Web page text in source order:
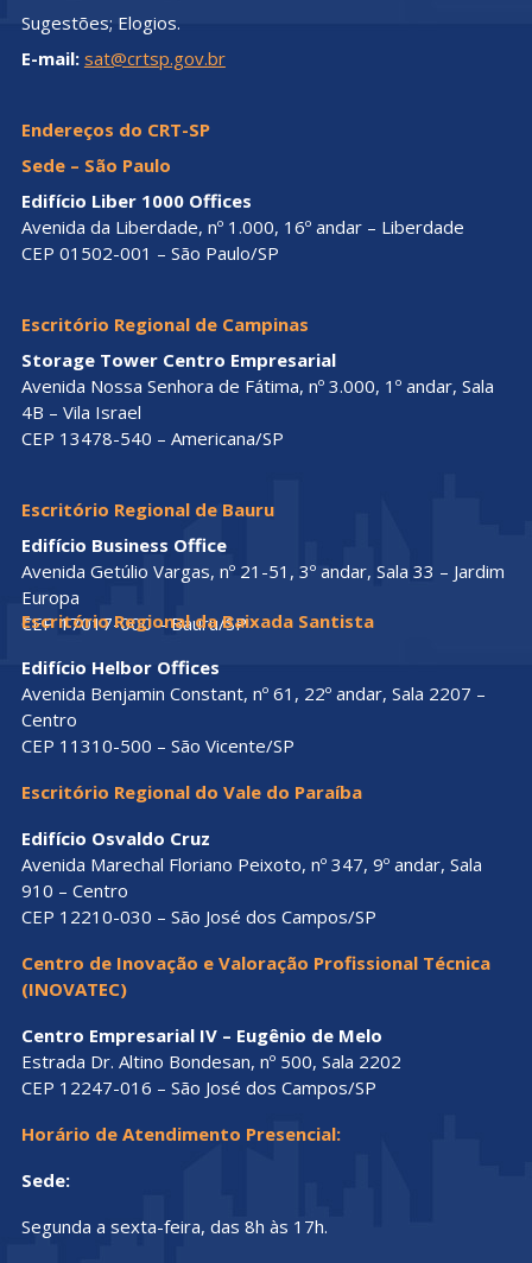
Sugestões; Elogios.
E-mail: sat@crtsp.gov.br
Endereços do CRT-SP
Sede – São Paulo
Edifício Liber 1000 Offices
Avenida da Liberdade, nº 1.000, 16º andar – Liberdade
CEP 01502-001 – São Paulo/SP
Escritório Regional de Campinas
Storage Tower Centro Empresarial
Avenida Nossa Senhora de Fátima, nº 3.000, 1º andar, Sala
4B – Vila Israel
CEP 13478-540 – Americana/SP
Escritório Regional de Bauru
Edifício Business Office
Avenida Getúlio Vargas, nº 21-51, 3º andar, Sala 33 – Jardim
Europa
CEP 17017-000 – Bauru/SP
Escritório Regional da Baixada Santista
Edifício Helbor Offices
Avenida Benjamin Constant, nº 61, 22º andar, Sala 2207 –
Centro
CEP 11310-500 – São Vicente/SP
Escritório Regional do Vale do Paraíba
Edifício Osvaldo Cruz
Avenida Marechal Floriano Peixoto, nº 347, 9º andar, Sala
910 – Centro
CEP 12210-030 – São José dos Campos/SP
Centro de Inovação e Valoração Profissional Técnica
(INOVATEC)
Centro Empresarial IV – Eugênio de Melo
Estrada Dr. Altino Bondesan, nº 500, Sala 2202
CEP 12247-016 – São José dos Campos/SP
Horário de Atendimento Presencial:
Sede:
Segunda a sexta-feira, das 8h às 17h.